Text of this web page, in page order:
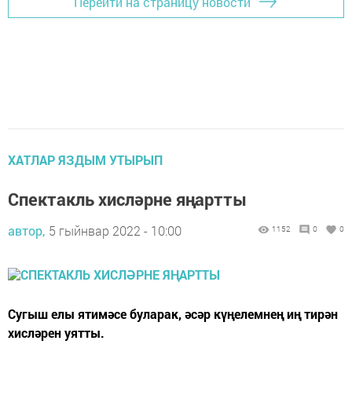
ХАТЛАР ЯЗДЫМ УТЫРЫП
Спектакль хисләрне яңартты
автор, 5 гыйнвар 2022 - 10:00 1152 0 0
Сугыш елы ятимәсе буларак, әсәр күңелемнең иң тирән
хисләрен уятты.